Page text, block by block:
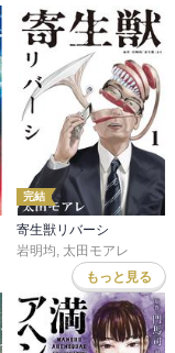
完結
寄生獣リバーシ
岩明均 太田モアレ
もっと見る